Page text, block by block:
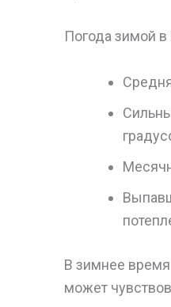
Погода зимой в
В зимнее
может